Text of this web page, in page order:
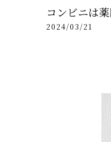
コンビニは
2024/03/21